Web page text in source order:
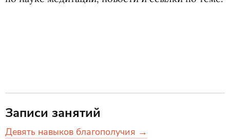
Записи занятий
Девять навыков благополучия →